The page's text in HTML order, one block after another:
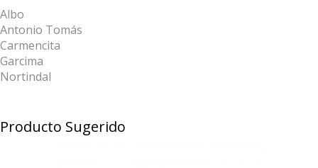
Albo
Antonio Tomás
Carmencita
Garcima
Nortindal
Producto Sugerido